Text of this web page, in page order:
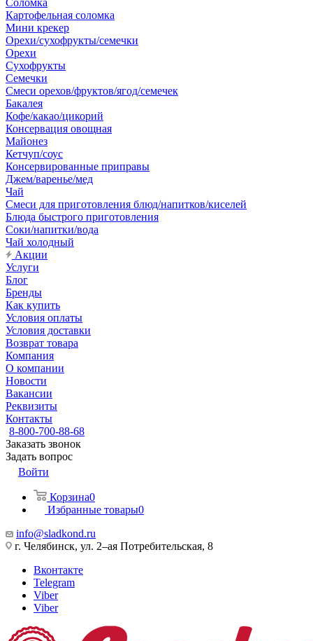
Соломка
Картофельная соломка
Мини крекер
Орехи/сухофрукты/семечки
Орехи
Сухофрукты
Семечки
Смеси орехов/фруктов/ягод/семечек
Бакалея
Кофе/какао/цикорий
Консервация овощная
Майонез
Кетчуп/соус
Консервированные приправы
Джем/варенье/мед
Чай
Смеси для приготовления блюд/напитков/киселей
Блюда быстрого приготовления
Соки/напитки/вода
Чай холодный
Акции
Услуги
Блог
Бренды
Как купить
Условия оплаты
Условия доставки
Возврат товара
Компания
О компании
Новости
Вакансии
Реквизиты
Контакты
8-800-700-88-68
Заказать звонок
Задать вопрос
Войти
Корзина0
Избранные товары0
info@sladkond.ru
г. Челябинск, ул. 2–ая Потребительская, 8
Вконтакте
Telegram
Viber
Viber